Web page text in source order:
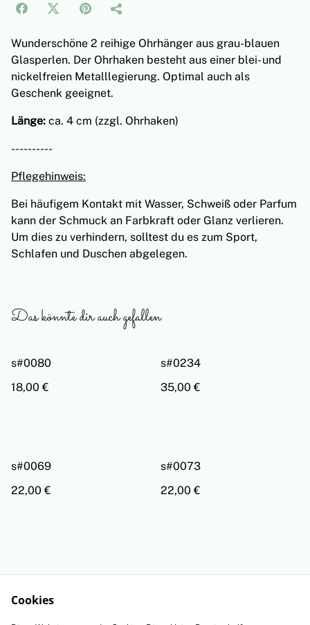
Wunderschöne 2 reihige Ohrhänger aus grau-blauen
Glasperlen. Der Ohrhaken besteht aus einer blei- und
nickelfreien Metalllegierung. Optimal auch als
Geschenk geeignet.
Länge: ca. 4 cm (zzgl. Ohrhaken)
----------
Pflegehinweis:
Bei häufigem Kontakt mit Wasser, Schweiß oder Parfum
kann der Schmuck an Farbkraft oder Glanz verlieren.
Um dies zu verhindern, solltest du es zum Sport,
Schlafen und Duschen abgelegen.
Das könnte dir auch gefallen
s#0080
18,00 €
s#0234
35,00 €
s#0069
22,00 €
s#0073
22,00 €
Cookies